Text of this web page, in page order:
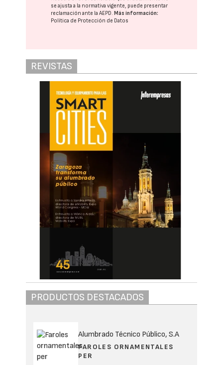
se ajusta a la normativa vigente, puede presentar
reclamación ante laAEPD.Más información:
Política de Protección de Datos
REVISTAS
PRODUCTOS DESTACADOS
Alumbrado Técnico Público, S.A
FAROLES ORNAMENTALES
PER